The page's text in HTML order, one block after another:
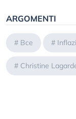
ARGOMENTI
# Bce #
# Christine